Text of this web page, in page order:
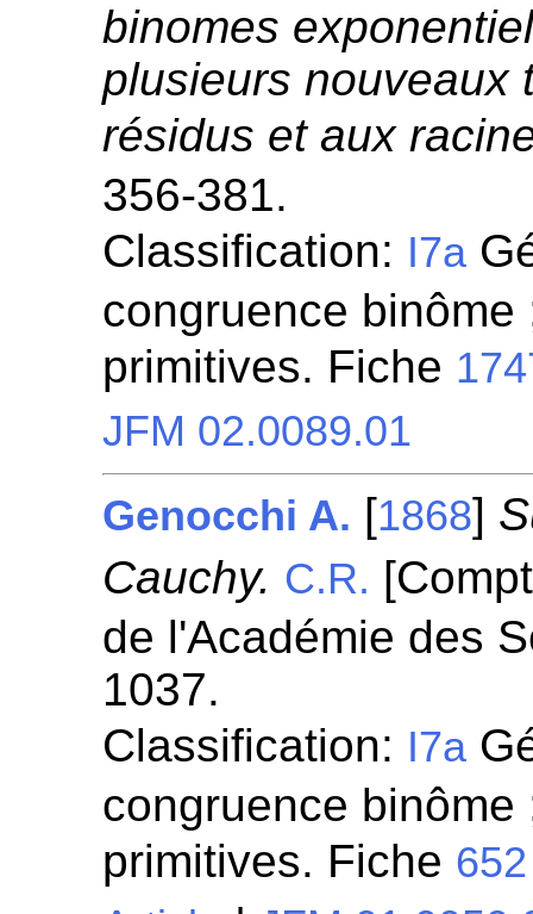
binomes
plusieurs nouveaux
résidus et aux
356-381.
Classification: I7a
congruence
primitives. Fiche
JFM 02.0089.01
Genocchi A. [1868]
Cauchy. C.R.
de l'Académie des
1037.
Classification: I7a
congruence
primitives. Fiche 652